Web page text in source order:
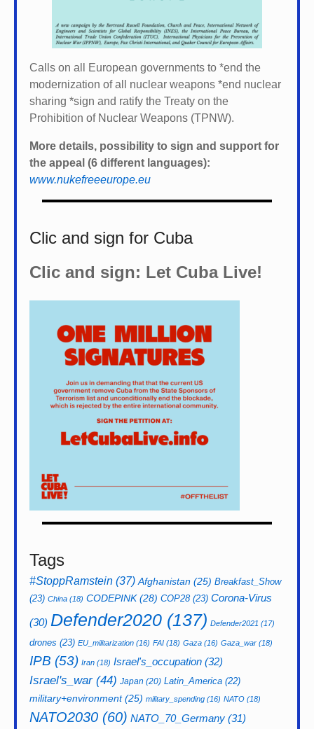
Calls on all European governments to *end the
modernization of all nuclear weapons *end nuclear
sharing *sign and ratify the Treaty on the
Prohibition of Nuclear Weapons (TPNW).
More details, possibility to sign and support for
the appeal (6 different languages):
www.nukefreeeurope.eu
Clic and sign for Cuba
Clic and sign: Let Cuba Live!
Tags
#StoppRamstein (37) Afghanistan (25) Breakfast_Show
(23) China (18) CODEPINK(28) COP28(23) Corona-Virus
(30) Defender2020 (137) Defender2021 (17)
drones (23) EU_militarization (16) FAI (18) Gaza (16) Gaza_war (18)
IPB (53) Iran (18) Israel's_occupation (32)
Israel's_war(44) Japan (20) Latin_America (22)
military+environment(25) military_spending (16) NATO (18)
NATO2030 (60) NATO_70_Germany (31)